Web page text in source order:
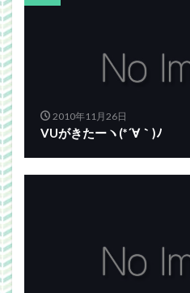
2010年11月26日
VUがきたーヽ(*´∀｀)ﾉ